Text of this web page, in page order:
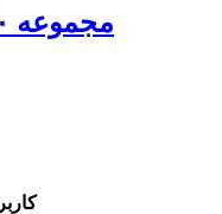
مجموعه ۱۴۰ طرح لایه باز سه بعدی
1811 کاربر